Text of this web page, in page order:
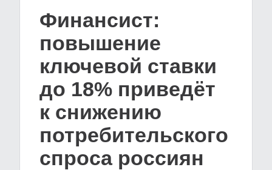
Финансист:
повышение
ключевой ставки
до 18% приведёт
к снижению
потребительского
спроса россиян